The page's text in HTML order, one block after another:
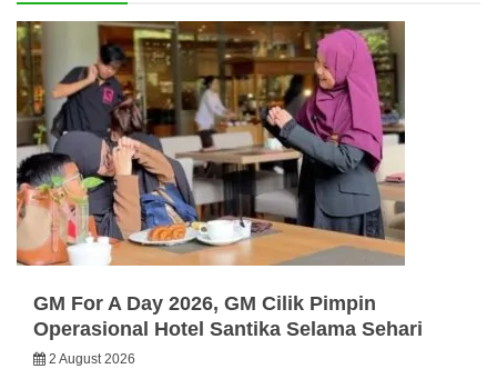
GM For A Day 2026, GM Cilik Pimpin
Operasional Hotel Santika Selama Sehari
2 August 2026